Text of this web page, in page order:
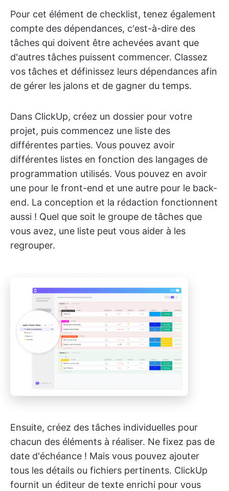
Pour cet élément de checklist, tenez également
compte des dépendances, c'est-à-dire des
tâches qui doivent être achevées avant que
d'autres tâches puissent commencer. Classez
vos tâches et définissez leurs dépendances afin
de gérer les jalons et de gagner du temps.
Dans ClickUp, créez un dossier pour votre
projet, puis commencez une liste des
différentes parties. Vous pouvez avoir
différentes listes en fonction des langages de
programmation utilisés. Vous pouvez en avoir
une pour le front-end et une autre pour le back-
end. La conception et la rédaction fonctionnent
aussi ! Quel que soit le groupe de tâches que
vous avez, une liste peut vous aider à les
regrouper.
Ensuite, créez des tâches individuelles pour
chacun des éléments à réaliser. Ne fixez pas de
date d'échéance ! Mais vous pouvez ajouter
tous les détails ou fichiers pertinents. ClickUp
fournit un éditeur de texte enrichi pour vous